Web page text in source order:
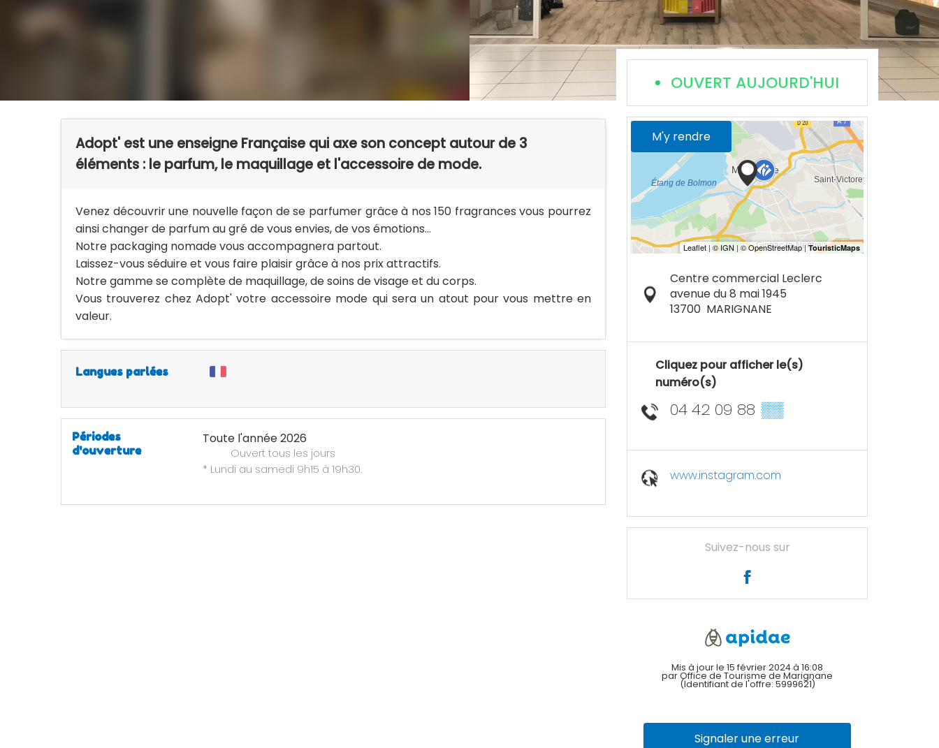
Adopt' est une enseigne Française qui axe son concept autour de 3
éléments : le parfum, le maquillage et l'accessoire de mode.
Venez découvrir une nouvelle façon de se parfumer grâce à nos 150 fragrances vous pourrez
ainsi changer de parfum au gré de vous envies, de vos émotions...
Notre packaging nomade vous accompagnera partout.
Laissez-vous séduire et vous faire plaisir grâce à nos prix attractifs.
Notre gamme se complète de maquillage, de soins de visage et du corps.
Vous trouverez chez Adopt' votre accessoire mode qui sera un atout pour vous mettre en
valeur.
Langues parlées
Périodes
d'ouverture
Toute l'année 2026
Ouvert tous les jours
* Lundi au samedi 9h15 à 19h30.
OUVERT AUJOURD'HUI
M'y rendre
Centre commercial Leclerc
avenue du 8 mai 1945
13700 MARIGNANE
Cliquez pour afficher le(s)
numéro(s)
04 42 09 88 ▒▒
www.instagram.com
Suivez-nous sur
Mis à jour le 15 février 2024 à 16:08
par Office de Tourisme de Marignane
(Identifiant de l'offre: 5999621)
Signaler une erreur